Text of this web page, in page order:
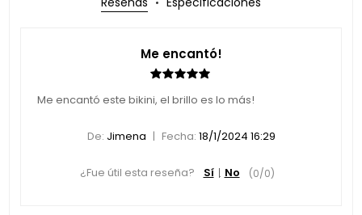
Me encantó!
Me encantó este bikini, el brillo es lo más!
De: Jimena | Fecha: 18/1/2024 16:29
¿Fue útil esta reseña? Sí No (0/0)